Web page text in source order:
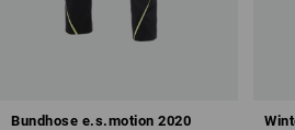
Bundhose e.s.motion 2020